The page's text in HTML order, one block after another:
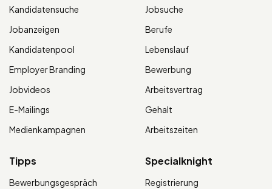
Kandidatensuche
Jobanzeigen
Kandidatenpool
Employer Branding
Jobvideos
E-Mailings
Medienkampagnen
Jobsuche
Berufe
Lebenslauf
Bewerbung
Arbeitsvertrag
Gehalt
Arbeitszeiten
Tipps
Bewerbungsgespräch
Specialknight
Registrierung